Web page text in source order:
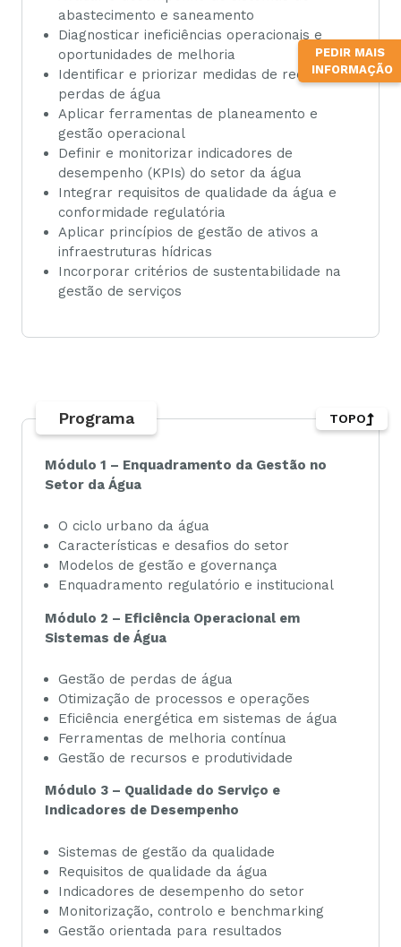
PEDIR MAIS
INFORMAÇÃO
abastecimento e saneamento
Diagnosticar ineficiências operacionais e
oportunidades de melhoria
Identificar e priorizar medidas de redução de
perdas de água
Aplicar ferramentas de planeamento e
gestão operacional
Definir e monitorizar indicadores de
desempenho (KPIs) do setor da água
Integrar requisitos de qualidade da água e
conformidade regulatória
Aplicar princípios de gestão de ativos a
infraestruturas hídricas
Incorporar critérios de sustentabilidade na
gestão de serviços
Programa
Módulo 1 – Enquadramento da Gestão no
Setor da Água
O ciclo urbano da água
Características e desafios do setor
Modelos de gestão e governança
Enquadramento regulatório e institucional
Módulo 2 – Eficiência Operacional em
Sistemas de Água
Gestão de perdas de água
Otimização de processos e operações
Eficiência energética em sistemas de água
Ferramentas de melhoria contínua
Gestão de recursos e produtividade
Módulo 3 – Qualidade do Serviço e
Indicadores de Desempenho
Sistemas de gestão da qualidade
Requisitos de qualidade da água
Indicadores de desempenho do setor
Monitorização, controlo e benchmarking
Gestão orientada para resultados
TOPO